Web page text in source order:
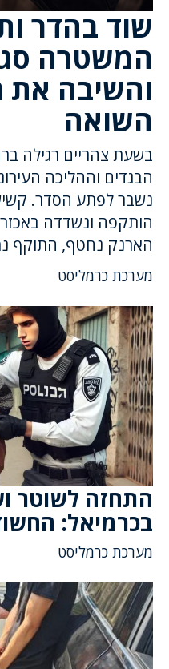
שוד בהדר
המשטרה
והשיבה את
השואה
בשעת צהריים רגילה
הבגדים וההליכה
הותקפה ונשדדה
הארנק נחטף, התוקף
מערכת כרמליסט
התחזה לשוטר
בכרמיאל:
מערכת כרמליסט